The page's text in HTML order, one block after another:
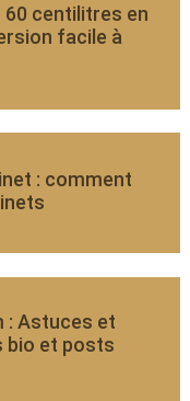
centilitres en
facile à
: comment
: Astuces et
bio et posts